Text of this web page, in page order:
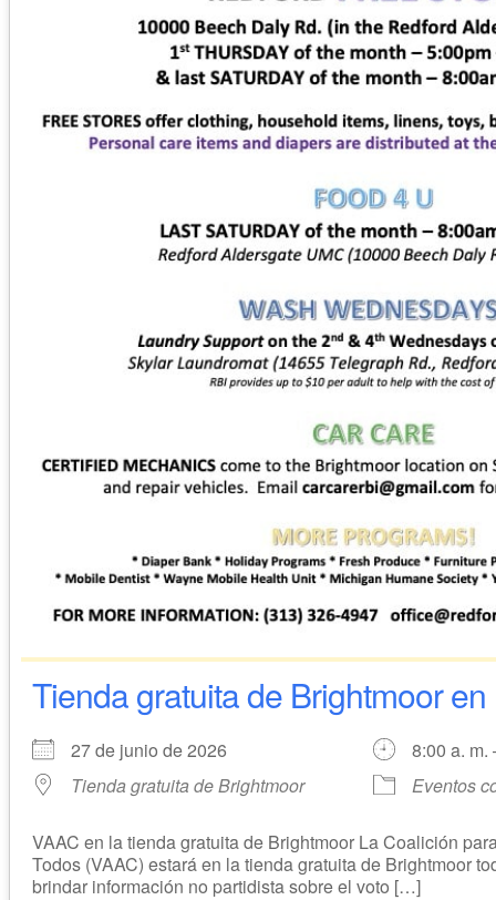
Tienda gratuita de Brightmoor en
27 de junio de 2026
8:00 a. m.
Tienda gratuita de Brightmoor
Eventos
VAAC en la tienda gratuita de Brightmoor La Coalición
Todos (VAAC) estará en la tienda gratuita de Brightmoor
brindar información no partidista sobre el voto […]